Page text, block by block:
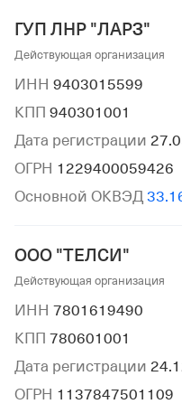
ГУП ЛНР "ЛАРЗ"
Действующая организация
ИНН 9403015599
КПП 940301001
Дата регистрации
ОГРН 1229400059426
Основной ОКВЭД
ООО "ТЕЛСИ"
Действующая организация
ИНН 7801619490
КПП 780601001
Дата регистрации
ОГРН 1137847501109